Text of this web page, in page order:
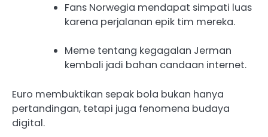
Fans Norwegia mendapat simpati luas
karena perjalanan epik tim mereka.
Meme tentang kegagalan Jerman
kembali jadi bahan candaan internet.
Euro membuktikan sepak bola bukan hanya
pertandingan, tetapi juga fenomena budaya
digital.